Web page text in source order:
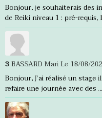
Bonjour, je souhaiterais des
de Reiki niveau 1 : pré-requis,
3BASSARD MariLe 18/08/
Bonjour, J’ai réalisé un stage
refaire une journée avec des ...